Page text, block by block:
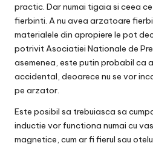
practic. Dar numai tigaia si ceea
fierbinti. A nu avea arzatoare
materialele din apropiere le pot
potrivit Asociatiei Nationale de
asemenea, este putin probabil ca
accidental, deoarece nu se vor
pe arzator.
Este posibil sa trebuiasca sa
inductie vor functiona numai cu
magnetice, cum ar fi fierul sau